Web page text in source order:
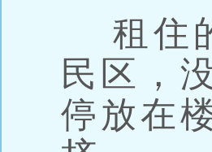
租住
民区，
停放在